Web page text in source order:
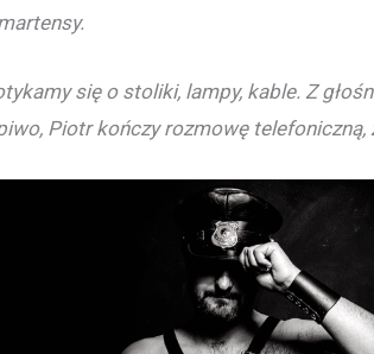
się o stoliki, lampy, kable. Z
Piotr kończy rozmowę telefoniczną,